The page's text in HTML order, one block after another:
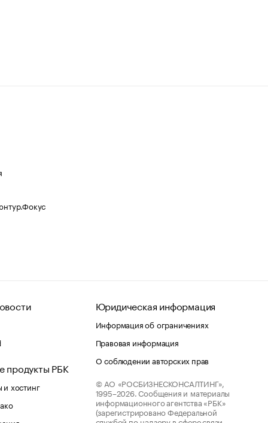
продукты РБК
хостинг
Юридическая информация
Информация об ограничениях
Правовая информация
О соблюдении авторских прав
© АО «РОСБИЗНЕСКОНСАЛТИНГ»,
1995–2026. Сообщения и материалы
информационного агентства «РБК»
(зарегистрировано Федеральной